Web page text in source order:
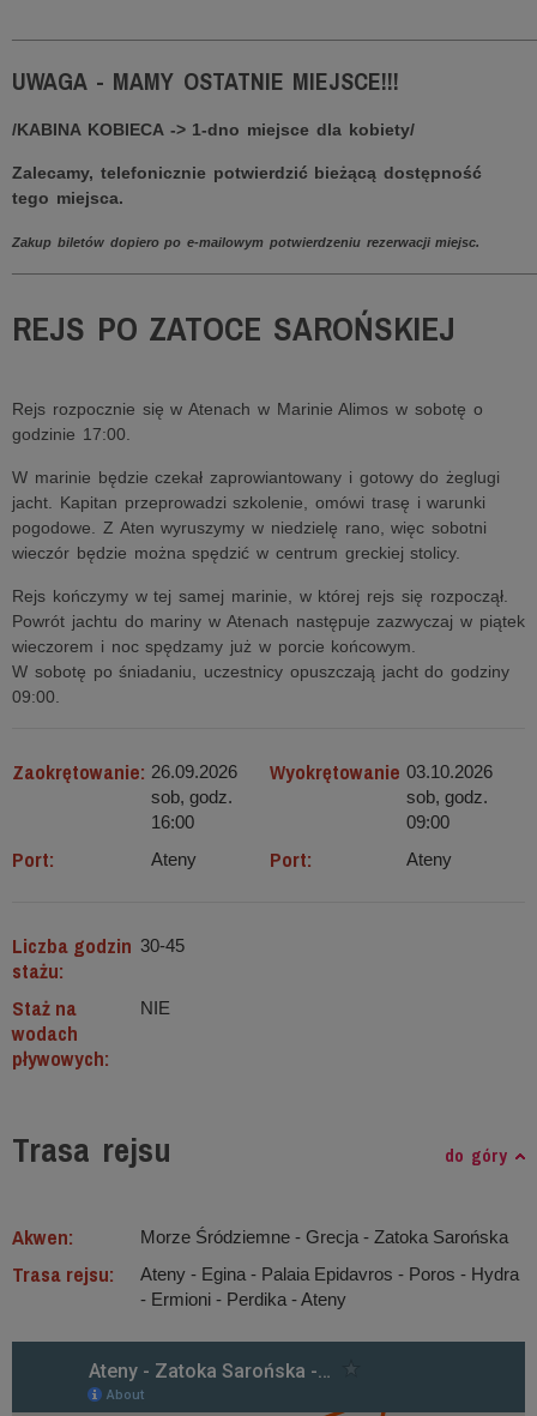
UWAGA - MAMY OSTATNIE MIEJSCE!!!
/KABINA KOBIECA -> 1-dno miejsce dla kobiety/
Zalecamy, telefonicznie potwierdzić bieżącą dostępność
tego miejsca.
Zakup biletów dopiero po e-mailowym potwierdzeniu rezerwacji miejsc.
REJS PO ZATOCE SAROŃSKIEJ
Rejs rozpocznie się w Atenach w Marinie Alimos w sobotę o
godzinie 17:00.
W marinie będzie czekał zaprowiantowany i gotowy do żeglugi
jacht. Kapitan przeprowadzi szkolenie, omówi trasę i warunki
pogodowe. Z Aten wyruszymy w niedzielę rano, więc sobotni
wieczór będzie można spędzić w centrum greckiej stolicy.
Rejs kończymy w tej samej marinie, w której rejs się rozpoczął.
Powrót jachtu do mariny w Atenach następuje zazwyczaj w piątek
wieczorem i noc spędzamy już w porcie końcowym.
W sobotę po śniadaniu, uczestnicy opuszczają jacht do godziny
09:00.
Zaokrętowanie: 26.09.2026
sob, godz.
16:00
Wyokrętowanie 03.10.2026
sob, godz.
09:00
Port: Ateny Port: Ateny
Liczba godzin
stażu:
30-45
Staż na
wodach
pływowych:
NIE
Trasa rejsu do góry
Akwen: Morze Śródziemne ‐ Grecja - Zatoka Sarońska
Trasa rejsu:
Ateny - Egina - Palaia Epidavros - Poros - Hydra
- Ermioni - Perdika - Ateny